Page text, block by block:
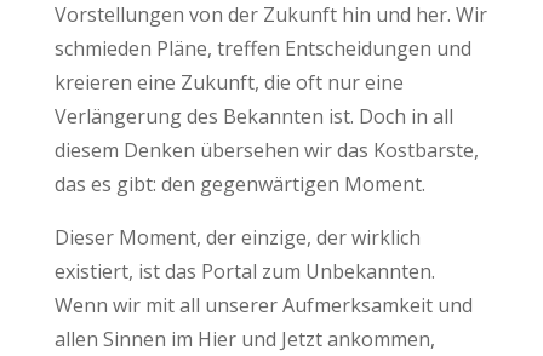
Vorstellungen von der Zukunft hin und her. Wir
schmieden Pläne, treffen Entscheidungen und
kreieren eine Zukunft, die oft nur eine
Verlängerung des Bekannten ist. Doch in all
diesem Denken übersehen wir das Kostbarste,
das es gibt: den gegenwärtigen Moment.
Dieser Moment, der einzige, der wirklich
existiert, ist das Portal zum Unbekannten.
Wenn wir mit all unserer Aufmerksamkeit und
allen Sinnen im Hier und Jetzt ankommen,